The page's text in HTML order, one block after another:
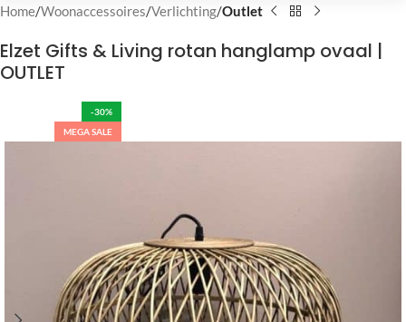
Gratis verzending
Gratis afhalen
Home Woonaccessoires Verlichting Outlet
Elzet Gifts & Living rotan hanglamp ovaal |
OUTLET
-30%
MEGA SALE